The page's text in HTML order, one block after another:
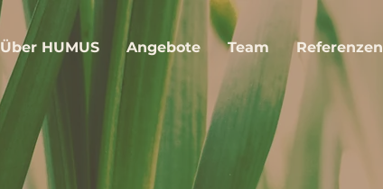
Über HUMUS Angebote Team Referenzen